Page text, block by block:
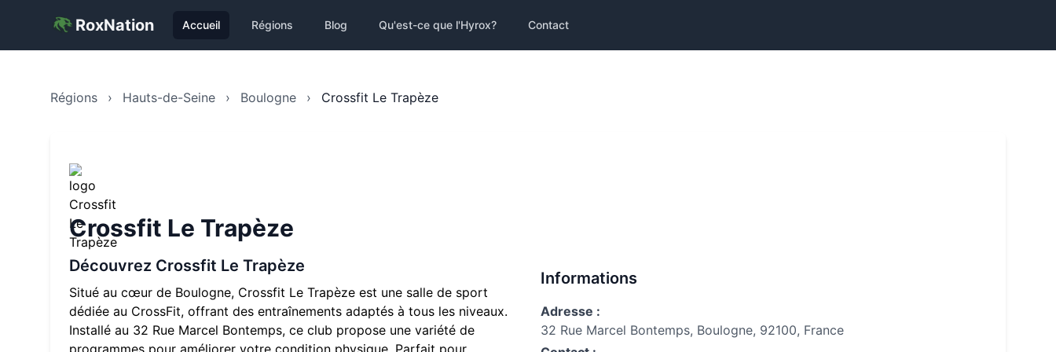
RoxNation Accueil Régions Blog Qu'est-ce que l'Hyrox? Contact
Régions › Hauts-de-Seine › Boulogne › Crossfit Le Trapèze
Crossfit Le Trapèze
Découvrez Crossfit Le Trapèze
Situé au cœur de Boulogne, Crossfit Le Trapèze est une salle de sport
dédiée au CrossFit, offrant des entraînements adaptés à tous les niveaux.
Installé au 32 Rue Marcel Bontemps, ce club propose une variété de
programmes pour améliorer votre condition physique. Parfait pour
Informations
Adresse :
32 Rue Marcel Bontemps, Boulogne, 92100, France